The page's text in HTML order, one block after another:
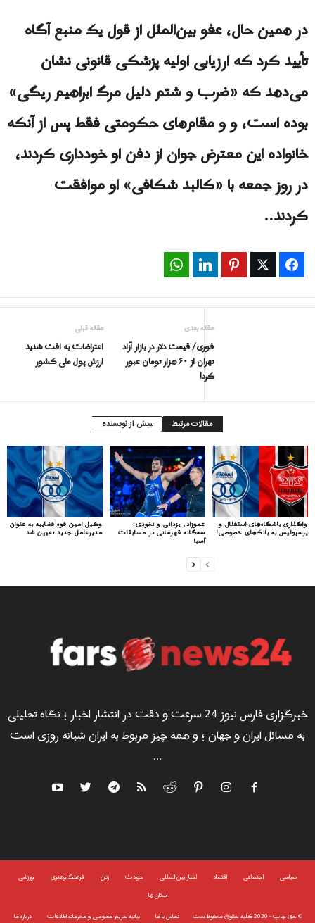
در همین حال، عفو بین‌الملل از قول یک منبع آگاه
تأیید کرد که ارزیابی اولیه پزشکی قانونی نشان
می‌دهد که «ضرب و شتم دلیل مرگ ابراهیم ریگی»
بوده است، و و مقام‌های حکومتی فقط پس از آنکه
خانواده این معترض جوان از دفن او خودداری کردند،
در روز جمعه با «کالبد شکافی» او موافقت
کردند..
Facebook
Twitter
Pinterest
LinkedIn
مقاله قبلی
اعتراضات به افت شدید
ارزش پول ملی کشور
مقاله بعدی
فورى/ قیمت دلار در بازار آزاد
تهران از ۶۰ هزار تومان عبور
کرد!
مقالات مرتبط بیش از نویسنده
وکیل امین قوه قضاییه به عنوان
مدیرعامل جدید تعیین شد
عموزاد، یزدانی و نخودی:
سه‌گانه قهرمانی در مسابقات
آسیا
واگذاری باشگاه‌های استقلال و
پرسپولیس به بانک‌های خصوصی!
خبرگزاری فارس نیوز 24 سرعت و دقت در انتشار اخبار ؛ نگاه تحلیلی
به مسائل ایران و جهان ؛ و همه چیز مربوط به ایران شبانه روزی است
...
سياسى اجتماعی اقتصاد اخبار بین المللی حوادث زنان فرهنگ وهنری
ورزشی
استان ها
©
تماس با ما بیانیه حریم خصوصی و محرمانه اطلاعات درباره ما حق چاپ - 2020 کلیه حقوق محفوظ است